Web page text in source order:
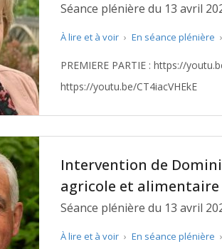
Séance plénière du 13 avril
À lire et à voir › En séance plénière ›
PREMIERE PARTIE : https://youtu.be/98qWMT2FUPc DEUXIEME PARTIE :
https://youtu.be/CT4iacVHEkE
Intervention de
agricole et alimentaire
Séance plénière du 13 avril
À lire et à voir › En séance plénière ›